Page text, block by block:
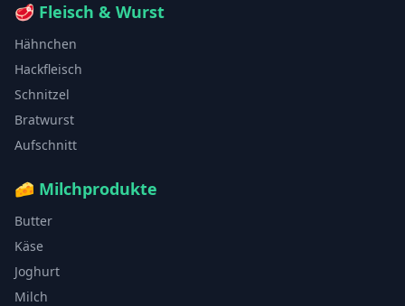
🥩 Fleisch & Wurst
Hähnchen
Hackfleisch
Schnitzel
Bratwurst
Aufschnitt
🧀 Milchprodukte
Butter
Käse
Joghurt
Milch